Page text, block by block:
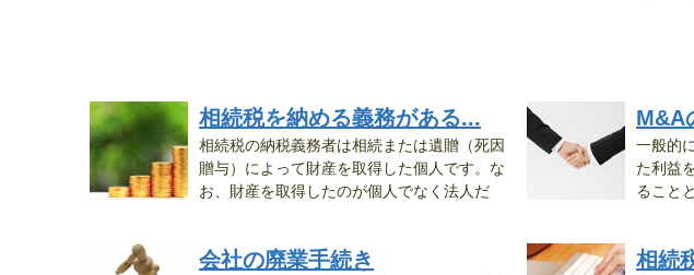
相続税を納める義務がある...
相続税の納税義務者は相続または遺贈（死因
贈与）によって財産を取得した個人です。な
お、財産を取得したのが個人でなく法人だ
M&A
一般的
た利益
ること
会社の廃業手続き 相続